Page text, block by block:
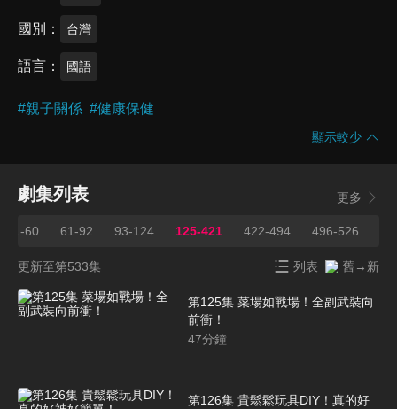
國別 台灣
語言 國語
#親子關係 #健康保健
顯示較少
劇集列表 更多
31-60 61-92 93-124 125-421 422-494 496-526
更新至第533集 列表 舊→新
第125集 菜場如戰場！全副武裝向
前衝！
47分鐘
第126集 貴鬆鬆玩具DIY！真的好